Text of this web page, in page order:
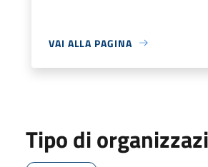
VAI ALLA PAGINA
Tipo di